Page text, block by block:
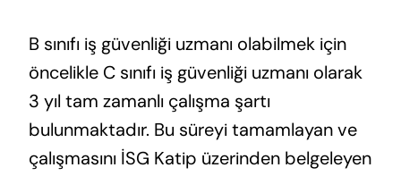
B sınıfı iş güvenliği uzmanı olabilmek için
öncelikle C sınıfı iş güvenliği uzmanı olarak
3 yıl tam zamanlı çalışma şartı
bulunmaktadır. Bu süreyi tamamlayan ve
çalışmasını İSG Katip üzerinden belgeleyen